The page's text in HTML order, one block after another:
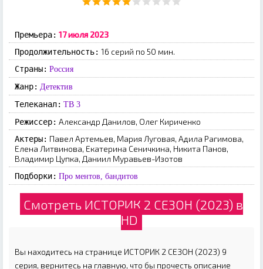
Премьера: 17 июля 2023
Продолжительность: 16 серий по 50 мин.
Страны: Россия
Жанр: Детектив
Телеканал: ТВ 3
Режиссер: Александр Данилов, Олег Кириченко
Актеры: Павел Артемьев, Мария Луговая, Адила Рагимова,
Елена Литвинова, Екатерина Сеничкина, Никита Панов,
Владимир Цупка, Даниил Муравьев-Изотов
Подборки: Про ментов, бандитов
Смотреть ИСТОРИК 2 СЕЗОН (2023) в
HD
Вы находитесь на странице ИСТОРИК 2 СЕЗОН (2023) 9
серия, вернитесь на главную, что бы прочесть описание